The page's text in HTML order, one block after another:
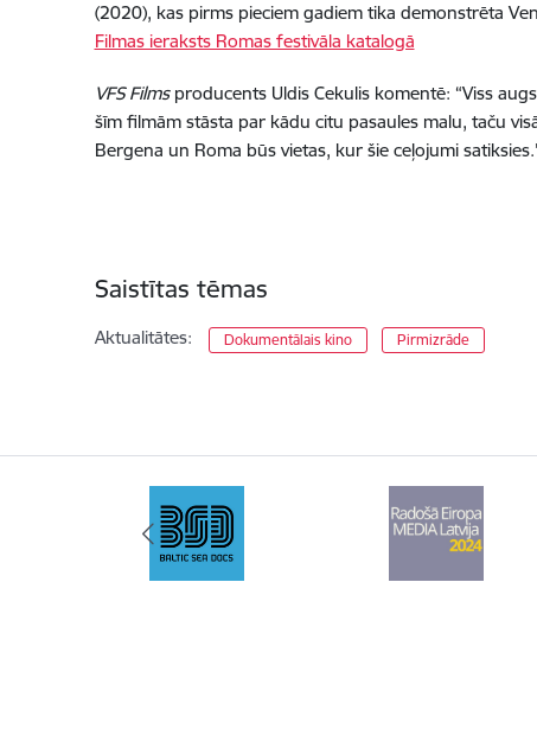
(2020), kas pirms pieciem gadiem tika demonstrēta
Filmas ieraksts Romas festivāla katalogā
VFS Filmsproducents Uldis Cekulis komentē: “Viss
šīm filmām stāsta par kādu citu pasaules malu, taču
Bergena un Roma būs vietas, kur šie ceļojumi
Saistītas tēmas
Aktualitātes: Dokumentālais kino Pirmizrāde